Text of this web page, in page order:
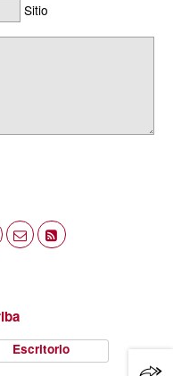
Sitio
Escritorio